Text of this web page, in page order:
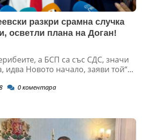
разкри срамна случка
осветли плана на Доган!
а БСП са със СДС, значи
идва Новото начало, заяви той“...
0коментара